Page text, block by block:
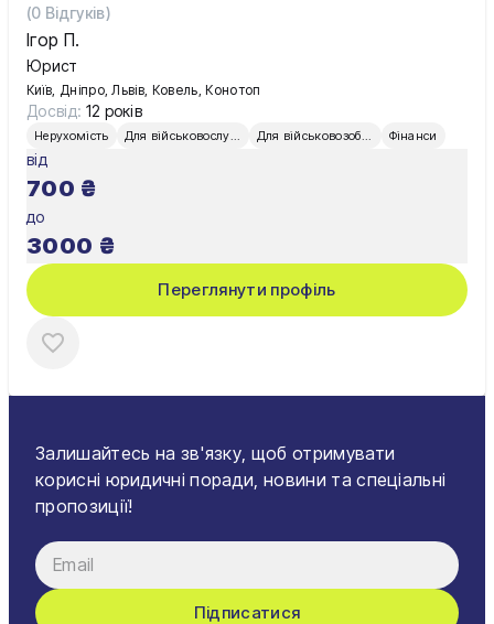
(0 Відгуків)
Ігор П.
Юрист
Київ, Дніпро, Львів, Ковель, Конотоп
Досвід: 12 років
Нерухомість Фінанси
від
700 ₴
до
3000 ₴
Переглянути профіль
Залишайтесь на зв'язку, щоб отримувати
корисні юридичні поради, новини та спеціальні
пропозиції!
Підписатися